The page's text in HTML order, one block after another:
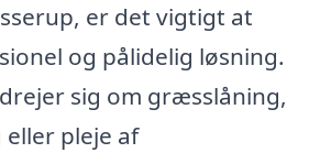
er det vigtigt at
og pålidelig løsning.
sig om græsslåning,
pleje af